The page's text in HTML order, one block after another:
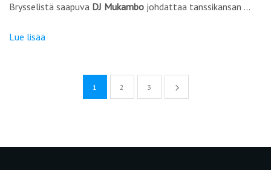
Brysselistä saapuva DJ Mukambo johdattaa tanssikansan …
Lue lisää
1 2 3